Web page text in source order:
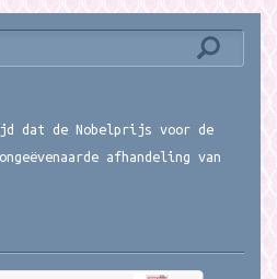
dat de Nobelprijs voor de
afhandeling van